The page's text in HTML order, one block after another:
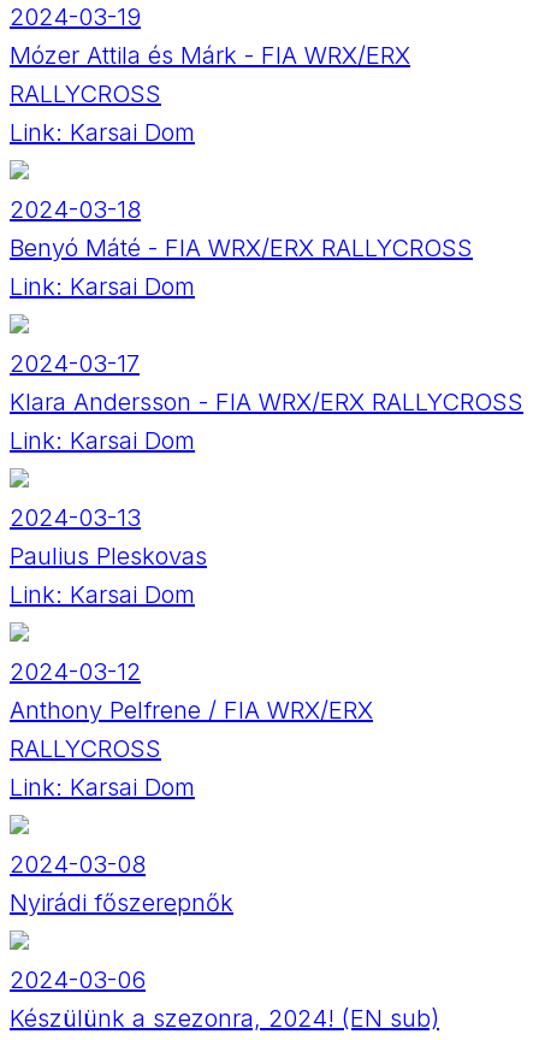
2024-03-19
Mózer Attila és Márk - FIA WRX/ERX
RALLYCROSS
Link: Karsai Dom
2024-03-18
Benyó Máté - FIA WRX/ERX RALLYCROSS
Link: Karsai Dom
2024-03-17
Klara Andersson - FIA WRX/ERX RALLYCROSS
Link: Karsai Dom
2024-03-13
Paulius Pleskovas
Link: Karsai Dom
2024-03-12
Anthony Pelfrene / FIA WRX/ERX
RALLYCROSS
Link: Karsai Dom
2024-03-08
Nyirádi főszerepnők
2024-03-06
Készülünk a szezonra, 2024! (EN sub)